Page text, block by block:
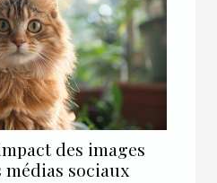
des images
médias sociaux